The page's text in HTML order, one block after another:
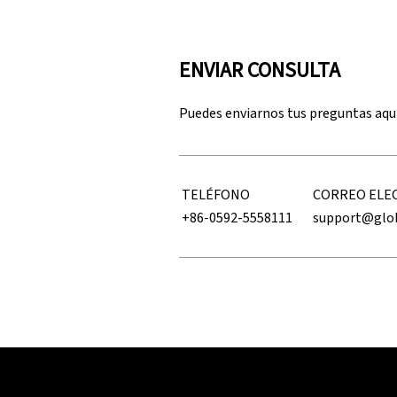
ENVIAR CONSULTA
Puedes enviarnos tus preguntas
TELÉFONO
CORREO
+86-0592-5558111